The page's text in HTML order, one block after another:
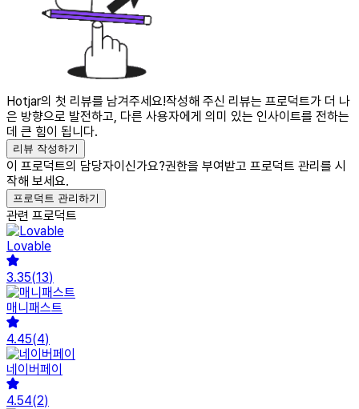
Hotjar의 첫 리뷰를 남겨주세요!작성해 주신 리뷰는 프로덕트가 더 나
은 방향으로 발전하고, 다른 사용자에게 의미 있는 인사이트를 전하는
데 큰 힘이 됩니다.
리뷰 작성하기
이 프로덕트의 담당자이신가요?권한을 부여받고 프로덕트 관리를 시
작해 보세요.
프로덕트 관리하기
관련 프로덕트
Lovable
3.35(13)
매니패스트
4.45(4)
네이버페이
4.54(2)